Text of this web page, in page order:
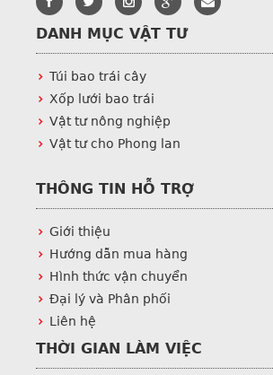
DANH MỤC VẬT TƯ
Túi bao trái cây
Xốp lưới bao trái
Vật tư nông nghiệp
Vật tư cho Phong lan
THÔNG TIN HỖ TRỢ
Giới thiệu
Hướng dẫn mua hàng
Hình thức vận chuyển
Đại lý và Phân phối
Liên hệ
THỜI GIAN LÀM VIỆC